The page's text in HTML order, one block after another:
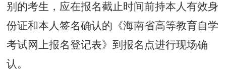
别的考生，应在报名截止时间前持本人有效身
份证和本人签名确认的《海南省高等教育自学
考试网上报名登记表》到报名点进行现场确
认。